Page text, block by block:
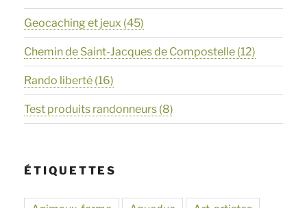
Geocaching et jeux (45)
Chemin de Saint-Jacques de Compostelle (12)
Rando liberté (16)
Test produits randonneurs (8)
ÉTIQUETTES